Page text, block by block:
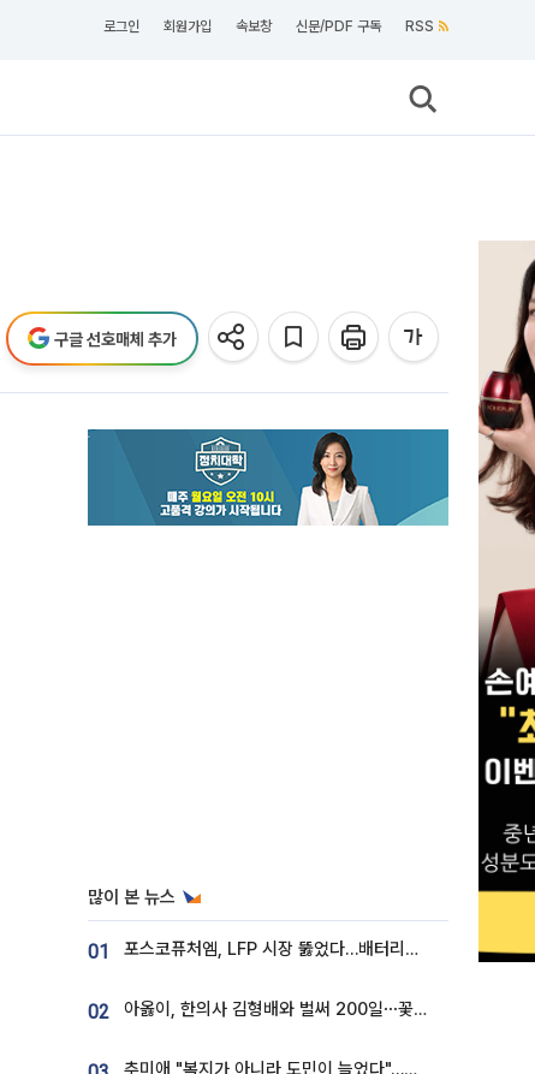
로그인 회원가입 속보창 신문/PDF 구독 RSS
구글 선호매체 추가
많이 본 뉴스
01 포스코퓨처엠, LFP 시장 뚫었다…배터리사와 대규모 장기 공급 합의
02 아옳이, 한의사 김형배와 벌써 200일⋯꽃다발 들고 "프러포즈 아냐"
추미애 "복지가 아니라 도민이 늘었다"…재정난 책임론 정면돌파